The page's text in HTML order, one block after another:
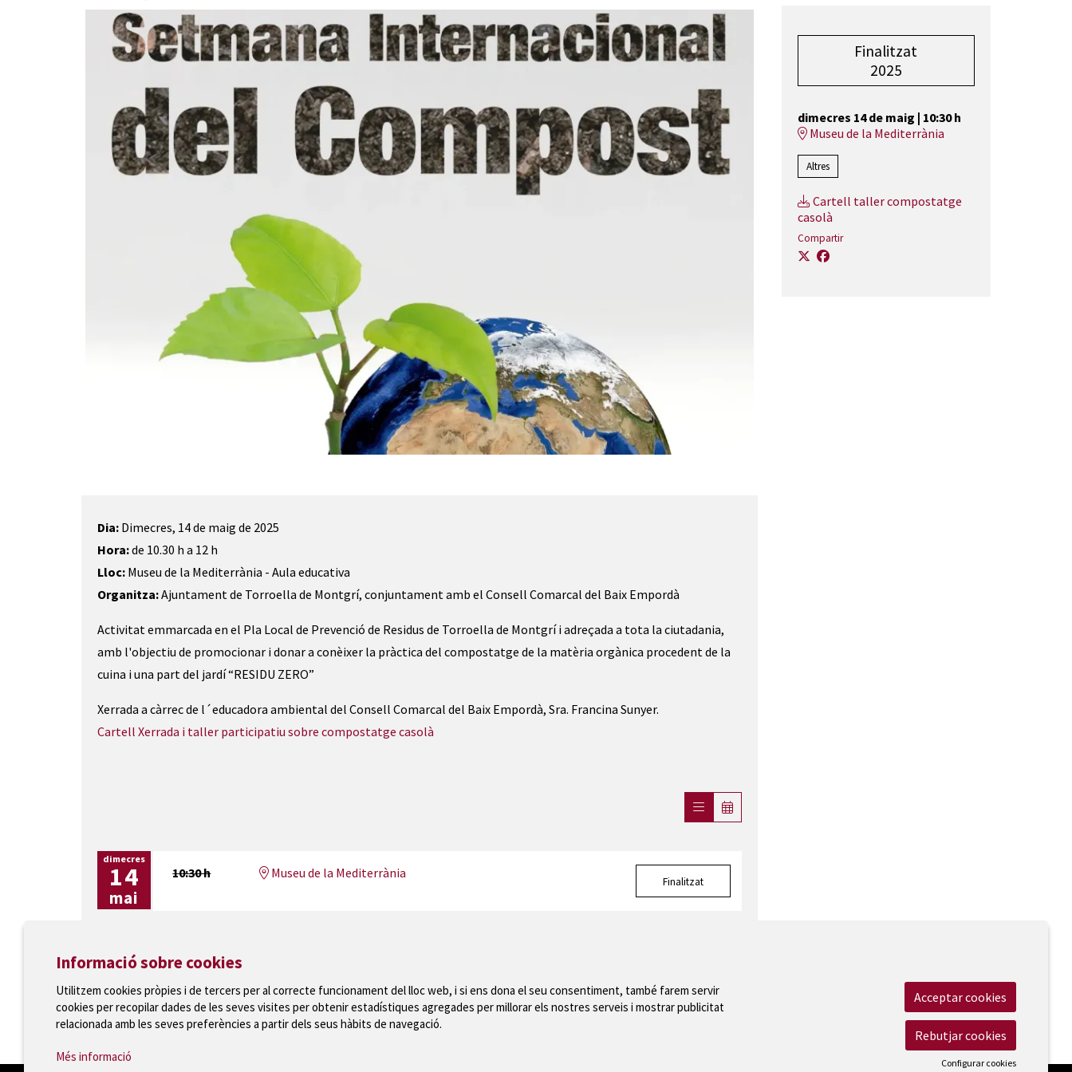
Dia: Dimecres, 14 de maig de 2025
Hora:de 10.30 h a 12 h
Lloc: Museu de la Mediterrània - Aula educativa
Organitza:Ajuntament de Torroella de Montgrí, conjuntament amb el Consell Comarcal del Baix Empordà
Activitat emmarcada en el Pla Local de Prevenció de Residus de Torroella de Montgrí i adreçada a tota la ciutadania,
amb l'objectiu de promocionar i donar a conèixer la pràctica del compostatge de la matèria orgànica procedent de la
cuina i una part del jardí “RESIDU ZERO”
Xerrada a càrrec de l´educadora ambiental del Consell Comarcal del Baix Empordà, Sra. Francina Sunyer.
Cartell Xerrada i taller participatiu sobre compostatge casolà
dimecres
14
mai
10:30 h Museu de la Mediterrània
Finalitzat
Finalitzat
2025
dimecres 14 de maig | 10:30 h
Museu de la Mediterrània
Altres
Cartell taller compostatge
casolà
Compartir
Ajuntament de Torroella de Montgrí
T 972 75 81 12 · Plaça de la Vila, 1 · 17257 Torroella de Montgrí
Mapa del web | Avís Legal Accessibilitat
Informació sobre cookies
Utilitzem cookies pròpies i de tercers per al correcte funcionament del lloc web, i si ens dona el seu consentiment, també farem servir
cookies per recopilar dades de les seves visites per obtenir estadístiques agregades per millorar els nostres serveis i mostrar publicitat
relacionada amb les seves preferències a partir dels seus hàbits de navegació.
Més informació
Acceptar cookies
Rebutjar cookies
Configurar cookies